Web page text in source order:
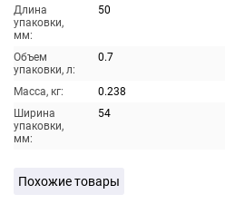
Длина
упаковки,
мм:
50
Объем
упаковки, л:
0.7
Масса, кг:
0.238
Ширина
упаковки,
мм:
54
Похожие товары